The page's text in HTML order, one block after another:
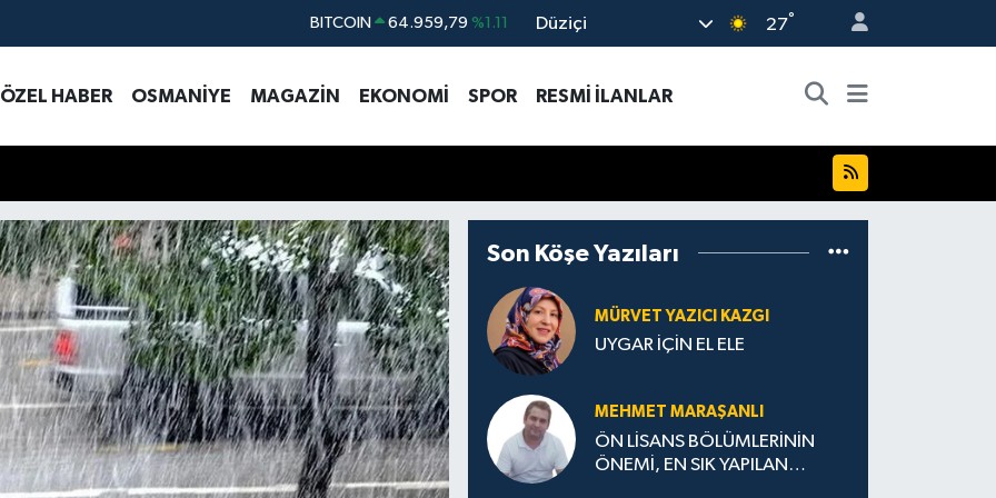
DOLAR 47,7436 %0.18
STERLİN 64,4811 %0.38
GRAM ALTIN 6660.55 %0.03
BITCOIN 64.959,79 %1.11
Düziçi 27°
ÖZEL HABER OSMANİYE MAGAZİN EKONOMİ SPOR RESMİ İLANLAR
Son Köşe Yazıları
MÜRVET YAZICI KAZGI
UYGAR İÇİN EL ELE
MEHMET MARAŞANLI
ÖN LİSANS BÖLÜMLERİNİN
ÖNEMİ, EN SIK YAPILAN